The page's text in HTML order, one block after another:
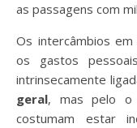
as passagens com
Os intercâmbios
os gastos
intrinsecamente
geral, mas pelo o
costumam estar